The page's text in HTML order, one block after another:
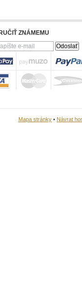
ZNÁMEMU
Mapa stránky • Návrat